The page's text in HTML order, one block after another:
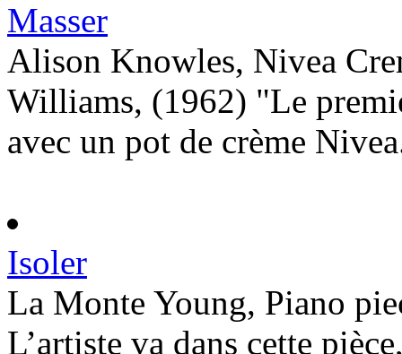
Masser
Alison Knowles, Nivea
Williams, (1962) "Le
avec un pot de crème
Isoler
La Monte Young, Piano
L’artiste va dans cette